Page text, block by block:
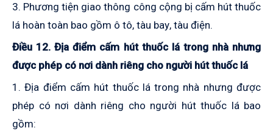
3. Phương tiện giao thông công cộng bị cấm hút thuốc
lá hoàn toàn bao gồm ô tô, tàu bay, tàu điện.
Điều 12. Địa điểm cấm hút thuốc lá trong nhà nhưng
được phép có nơi dành riêng cho người hút thuốc lá
1. Địa điểm cấm hút thuốc lá trong nhà nhưng được
phép có nơi dành riêng cho người hút thuốc lá bao
gồm: